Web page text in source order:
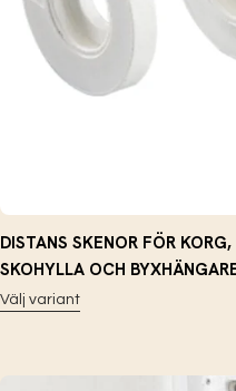
DISTANS SKENOR FÖR KORG,
SKOHYLLA OCH
Välj variant